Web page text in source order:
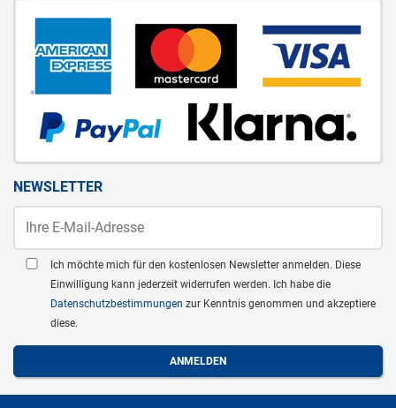
NEWSLETTER
Ich möchte mich für den kostenlosen Newsletter anmelden. Diese
Einwilligung kann jederzeit widerrufen werden. Ich habe die
Datenschutzbestimmungen zur Kenntnis genommen und akzeptiere
diese.